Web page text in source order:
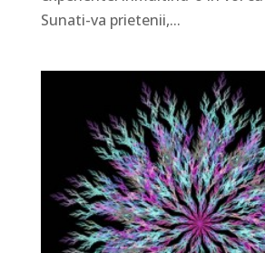
Sunati-va prietenii,...